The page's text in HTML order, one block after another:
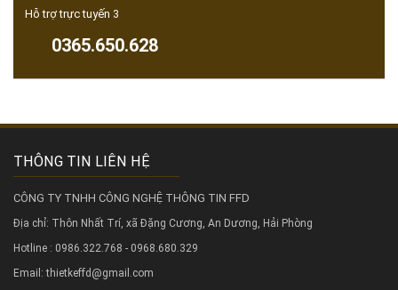
Hỗ trợ trực tuyến 3
0365.650.628
THÔNG TIN LIÊN HỆ
CÔNG TY TNHH CÔNG NGHỆ THÔNG TIN FFD
Địa chỉ: Thôn Nhất Trí, xã Đặng Cương, An Dương, Hải Phòng
Hotline : 0986.322.768 - 0968.680.329
Email: thietkeffd@gmail.com